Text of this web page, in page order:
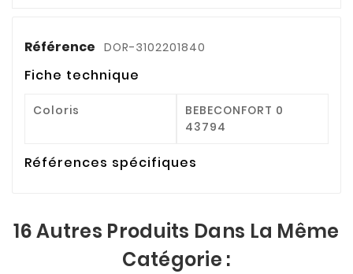
Référence DOR-3102201840
Fiche technique
Coloris
BEBECONFORT 0
43794
Références spécifiques
16 Autres Produits Dans La Même
Catégorie :